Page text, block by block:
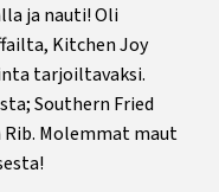
ja nauti! Oli
Kitchen Joy
tarjoiltavaksi.
Southern Fried
Rib. Molemmat maut